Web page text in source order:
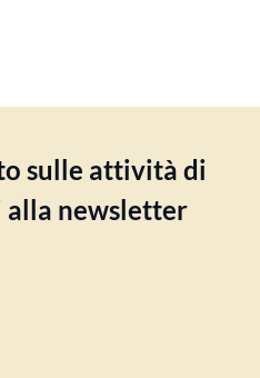
sulle attività di
newsletter